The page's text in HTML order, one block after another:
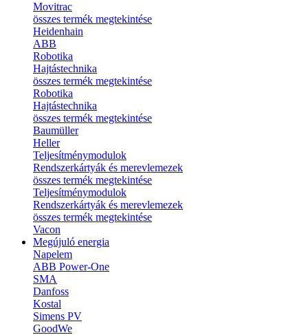
Movitrac
összes termék megtekintése
Heidenhain
ABB
Robotika
Hajtástechnika
összes termék megtekintése
Robotika
Hajtástechnika
összes termék megtekintése
Baumüller
Heller
Teljesítménymodulok
Rendszerkártyák és merevlemezek
összes termék megtekintése
Teljesítménymodulok
Rendszerkártyák és merevlemezek
összes termék megtekintése
Vacon
Megújuló energia
Napelem
ABB Power-One
SMA
Danfoss
Kostal
Simens PV
GoodWe